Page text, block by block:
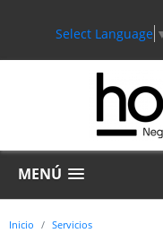
Select Language
MENÚ
Inicio Servicios